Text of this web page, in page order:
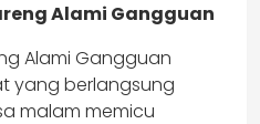
Alami Gangguan
Alami Gangguan
yang berlangsung
malam memicu